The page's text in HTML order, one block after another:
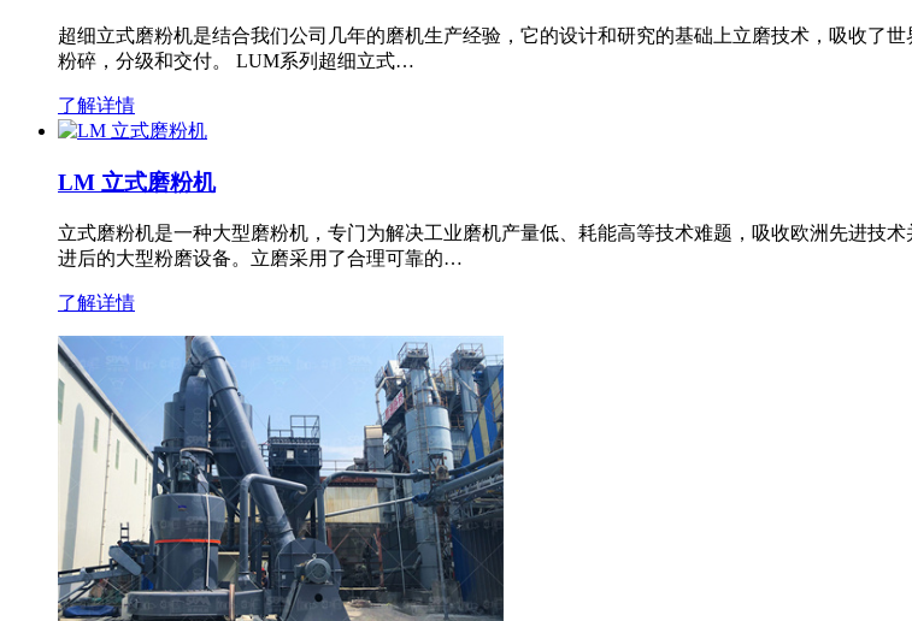
超细立式磨粉机是结合我们公司几年的磨机生产经验，它的设计和研究的基础上立磨技术，吸收了
粉碎，分级和交付。 LUM系列超细立式…
了解详情
LM 立式磨粉机
立式磨粉机是一种大型磨粉机，专门为解决工业磨机产量低、耗能高等技术难题，吸收欧洲先进技
进后的大型粉磨设备。立磨采用了合理可靠的…
了解详情